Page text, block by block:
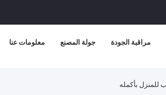
معلومات عنا جولة المصنع مراقبة الجودة